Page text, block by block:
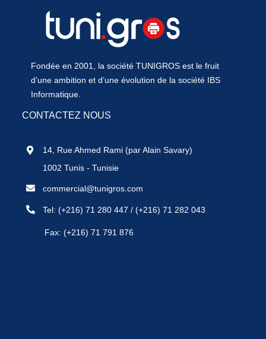
Fondée en 2001, la société TUNIGROS est le fruit
d’une ambition et d’une évolution de la société IBS
Informatique.
CONTACTEZ NOUS
14, Rue Ahmed Rami (par Alain Savary)
1002 Tunis - Tunisie
commercial@tunigros.com
Tel:(+216) 71 280 447 /(+216) 71 282 043
Fax: (+216) 71 791 876